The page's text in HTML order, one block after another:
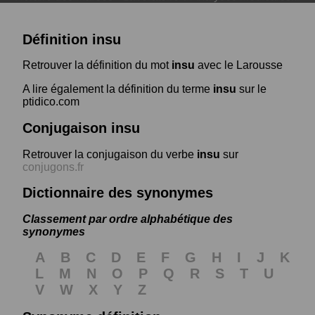
Définition insu
Retrouver la définition du mot insu avec le Larousse
A lire également la définition du terme insu sur le
ptidico.com
Conjugaison insu
Retrouver la conjugaison du verbe insu sur
conjugons.fr
Dictionnaire des synonymes
Classement par ordre alphabétique des
synonymes
A B C D E F G H I J
K
L
M N O P Q R S T
U
V
W X Y
Z